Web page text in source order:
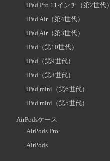
iPad Pro 11インチ（第2世代）
iPad Air（第4世代）
iPad Air（第3世代）
iPad（第10世代）
iPad（第9世代）
iPad（第8世代）
iPad mini（第6世代）
iPad mini（第5世代）
AirPodsケース
AirPods Pro
AirPods